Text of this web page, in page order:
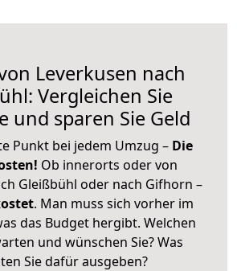
Leverkusen nach
Vergleichen Sie
und sparen Sie Geld
Punkt bei jedem Umzug – Die
Ob innerorts oder von
Gleißbühl oder nach Gifhorn –
. Man muss sich vorher im
das Budget hergibt. Welchen
und wünschen Sie? Was
Sie dafür ausgeben?